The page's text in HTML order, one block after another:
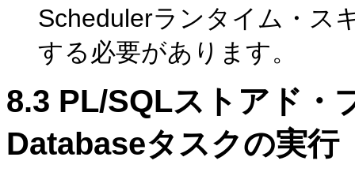
Schedulerランタイム・ス
する必要があります。
8.3 PL/SQLストアド・
Databaseタスクの実行